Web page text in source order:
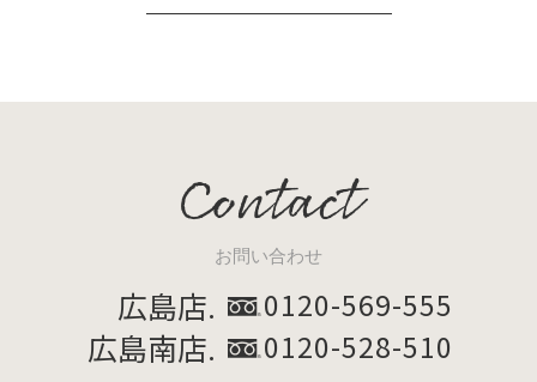
Contact
お問い合わせ
広島店. 0120-569-555
広島南店. 0120-528-510